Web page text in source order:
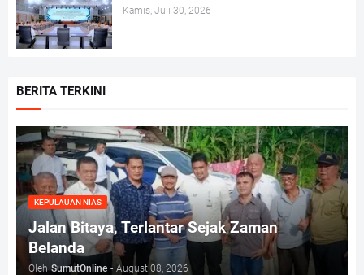
Kamis, Juli 30, 2026
BERITA TERKINI
KEPULAUAN NIAS
Jalan Bitaya, Terlantar Sejak Zaman
Belanda
Oleh SumutOnline - August 08, 2026